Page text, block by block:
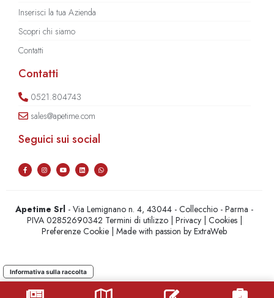
Inserisci la tua Azienda
Scopri chi siamo
Contatti
Contatti
0521.804743
sales@apetime.com
Seguici sui social
Apetime Srl - Via Lemignano n. 4, 43044 - Collecchio - Parma -
PIVA 02852690342 Termini di utilizzo| Privacy| Cookies|
Preferenze Cookie | Made with passion byExtraWeb
Informativa sulla raccolta